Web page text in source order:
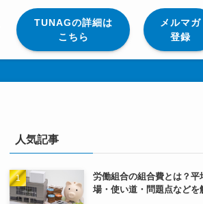
TUNAGの詳細は
こちら
メルマガ
登録
人気記事
労働組合の組合費とは？平
場・使い道・問題点などを